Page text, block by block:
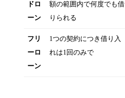
ドロ
ーン
額の範囲内で何度でも借
りられる
フリ
ーロ
ーン
1つの契約につき借り入
れは1回のみで